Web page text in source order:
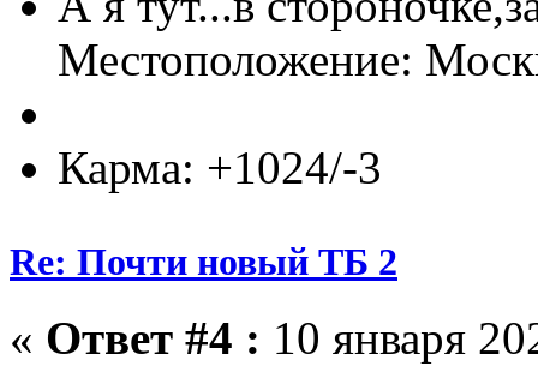
Местоположение:
Карма: +1024/-3
Re: Почти новый ТБ 2
« Ответ #4 : 10 января